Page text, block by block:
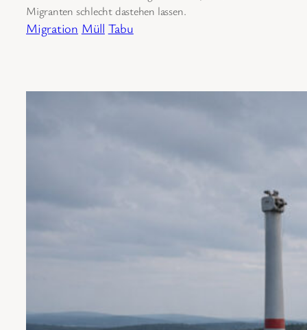
Migranten schlecht dastehen lassen.
Migration Müll Tabu